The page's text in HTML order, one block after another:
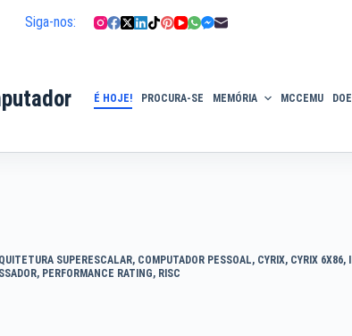
Siga-nos:
É HOJE! PROCURA-SE MEMÓRIA MCCEMU DOE
SUPERESCALAR, COMPUTADOR PESSOAL, CYRIX, CYRIX 6X86,
, PERFORMANCE RATING, RISC